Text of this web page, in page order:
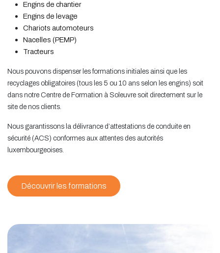
Engins de chantier
Engins de levage
Chariots automoteurs
Nacelles (PEMP)
Tracteurs
Nous pouvons dispenser les formations initiales ainsi que les
recyclages obligatoires (tous les 5 ou 10 ans selon les engins) soit
dans notre Centre de Formation à Soleuvre soit directement sur le
site de nos clients.
Nous garantissons la délivrance d’attestations de conduite en
sécurité (ACS) conformes aux attentes des autorités
luxembourgeoises.
Découvrir les formations